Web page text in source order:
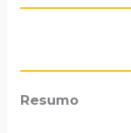
Resumo